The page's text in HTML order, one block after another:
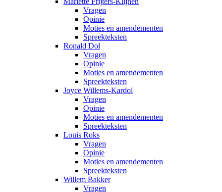
Vragen
Opinie
Moties en amendementen
Spreekteksten
Ronald Dol
Vragen
Opinie
Moties en amendementen
Spreekteksten
Joyce Willems-Kardol
Vragen
Opinie
Moties en amendementen
Spreekteksten
Louis Roks
Vragen
Opinie
Moties en amendementen
Spreekteksten
Willem Bakker
Vragen